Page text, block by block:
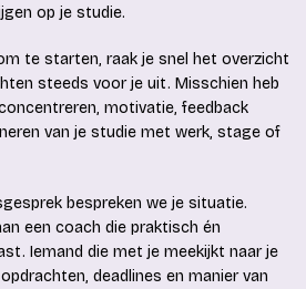
op je studie.
te starten, raak je snel het overzicht
steeds voor je uit. Misschien heb
motivatie, feedback
van je studie met werk, stage of
bespreken we je situatie.
een coach die praktisch én
Iemand die met je meekijkt naar je
deadlines en manier van